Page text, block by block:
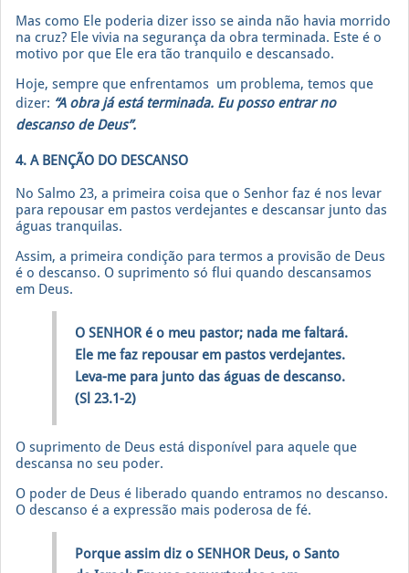
Mas como Ele poderia dizer isso se ainda não havia morrido
na cruz? Ele vivia na segurança da obra terminada. Este é o
motivo por que Ele era tão tranquilo e descansado.
Hoje, sempre que enfrentamos um problema, temos que
dizer: “A obra já está terminada. Eu posso entrar no
descanso de Deus”.
4. A BENÇÃO DO DESCANSO
No Salmo 23, a primeira coisa que o Senhor faz é nos levar
para repousar em pastos verdejantes e descansar junto das
águas tranquilas.
Assim, a primeira condição para termos a provisão de Deus
é o descanso. O suprimento só flui quando descansamos
em Deus.
O SENHOR é o meu pastor; nada me faltará.
Ele me faz repousar em pastos verdejantes.
Leva-me para junto das águas de descanso.
(Sl 23.1-2)
O suprimento de Deus está disponível para aquele que
descansa no seu poder.
O poder de Deus é liberado quando entramos no descanso.
O descanso é a expressão mais poderosa de fé.
Porque assim diz o SENHOR Deus, o Santo